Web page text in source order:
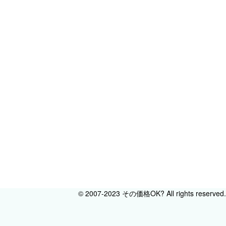
© 2007-2023 その価格OK? All rights reserved.